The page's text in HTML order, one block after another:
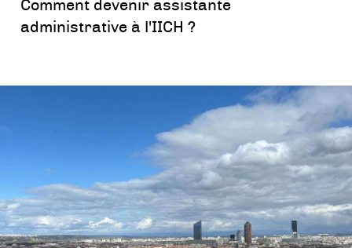
Comment devenir assistante
administrative à l'IICH ?